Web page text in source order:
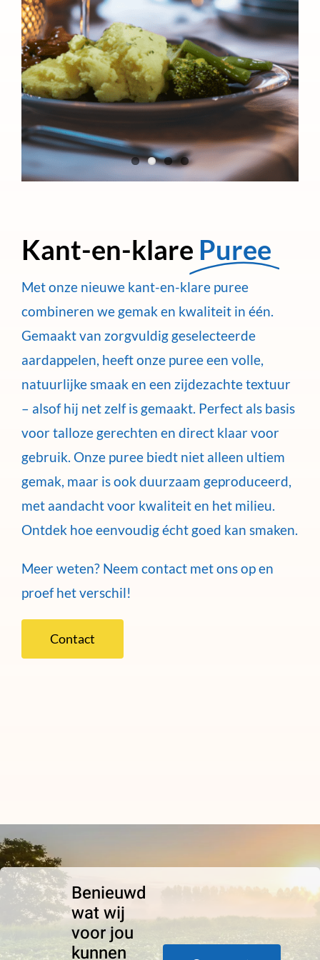
Kant-en-klare Puree
Met onze nieuwe kant-en-klare puree
combineren we gemak en kwaliteit in één.
Gemaakt van zorgvuldig geselecteerde
aardappelen, heeft onze puree een volle,
natuurlijke smaak en een zijdezachte textuur
– alsof hij net zelf is gemaakt. Perfect als basis
voor talloze gerechten en direct klaar voor
gebruik. Onze puree biedt niet alleen ultiem
gemak, maar is ook duurzaam geproduceerd,
met aandacht voor kwaliteit en het milieu.
Ontdek hoe eenvoudig écht goed kan smaken.
Meer weten? Neem contact met ons op en
proef het verschil!
Contact
Benieuwd
wat wij
voor jou
kunnen